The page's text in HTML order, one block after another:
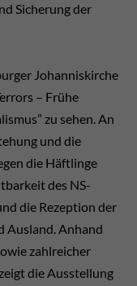
Sicherung der
Johanniskirche
– Frühe
zu sehen. An
und die
die Häftlinge
des NS-
die Rezeption der
Ausland. Anhand
zahlreicher
die Ausstellung